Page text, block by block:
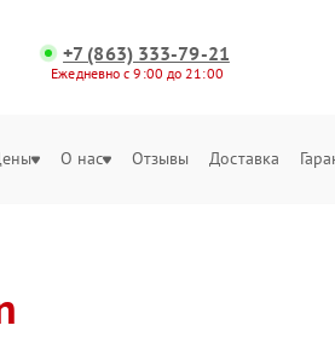
+7 (863) 333-79-21
Ежедневно с 9:00 до 21:00
О нас Отзывы Доставка